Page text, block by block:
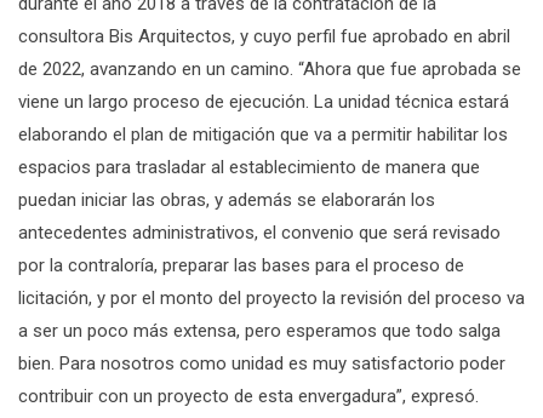
consultora Bis Arquitectos, y cuyo perfil fue aprobado en abril
de 2022, avanzando en un camino. “Ahora que fue aprobada se
viene un largo proceso de ejecución. La unidad técnica estará
elaborando el plan de mitigación que va a permitir habilitar los
espacios para trasladar al establecimiento de manera que
puedan iniciar las obras, y además se elaborarán los
antecedentes administrativos, el convenio que será revisado
por la contraloría, preparar las bases para el proceso de
licitación, y por el monto del proyecto la revisión del proceso va
a ser un poco más extensa, pero esperamos que todo salga
bien. Para nosotros como unidad es muy satisfactorio poder
contribuir con un proyecto de esta envergadura”, expresó.